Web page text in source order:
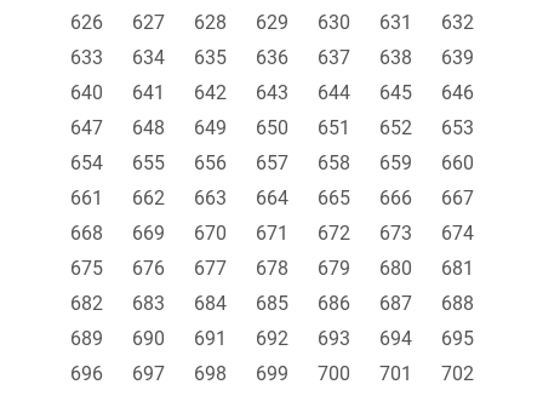
626
627 628 629 630 631
632
633
634 635 636 637 638
639
640
641 642 643 644 645
646
647
648 649 650 651 652
653
654
655 656 657 658 659
660
661
662 663 664 665 666
667
668
669 670 671 672 673
674
675
676 677 678 679 680
681
682
683 684 685 686 687
688
689
690 691 692 693 694
695
696
697 698 699 700 701
702